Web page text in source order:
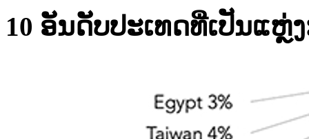
10 ອັນ​ດັບ​ປະເທດ​ທີ່​ເປັນ​ແຫຼ່